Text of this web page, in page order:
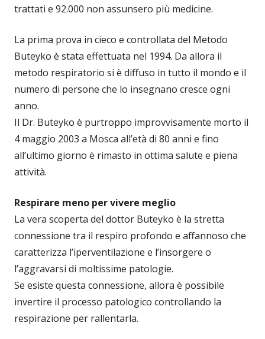
trattati e 92.000 non assunsero più medicine.
La prima prova in cieco e controllata del Metodo
Buteyko è stata effettuata nel 1994. Da allora il
metodo respiratorio si è diffuso in tutto il mondo e il
numero di persone che lo insegnano cresce ogni
anno.
Il Dr. Buteyko è purtroppo improvvisamente morto il
4 maggio 2003 a Mosca all’età di 80 anni e fino
all’ultimo giorno è rimasto in ottima salute e piena
attività.
Respirare meno per vivere meglio
La vera scoperta del dottor Buteyko è la stretta
connessione tra il respiro profondo e affannoso che
caratterizza l’iperventilazione e l’insorgere o
l’aggravarsi di moltissime patologie.
Se esiste questa connessione, allora è possibile
invertire il processo patologico controllando la
respirazione per rallentarla.